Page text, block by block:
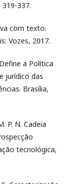
337.
com texto:
Vozes, 2017.
a Política
jurídico das
Brasília,
P. N. Cadeia
tecnológica,